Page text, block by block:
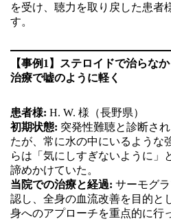
を受け、聴力を取り戻した患者
す。
【事例1】ステロイドで治らな
治療で嘘のように軽く
患者様: H. W. 様（長野県）
初期状態: 突発性難聴と診断さ
たが、常に水の中にいるような
らは「気にしすぎないように」
諦めかけていた。
当院での治療と経過: サーモグ
認し、全身の血流改善を目的と
身へのアプローチを重点的に行